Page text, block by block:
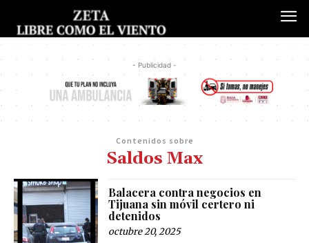
- Publicidad -
Contenidos sobre
Saldos Max
Balacera contra negocios en
Tijuana sin móvil certero ni
detenidos
octubre 20, 2025